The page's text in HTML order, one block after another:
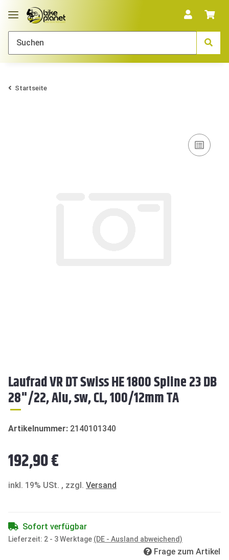
Startseite
Laufrad VR DT Swiss HE 1800 Spline 23 DB
28"/22, Alu, sw, CL, 100/12mm TA
Artikelnummer: 2140101340
192,90 €
inkl. 19% USt. , zzgl. Versand
Sofort verfügbar
Lieferzeit: 2 - 3 Werktage (DE - Ausland abweichend)
Frage zum Artikel